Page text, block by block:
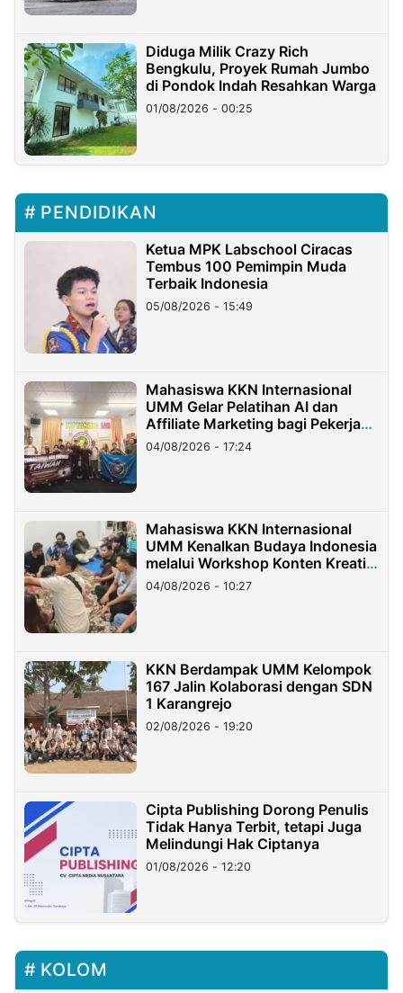
Diduga Milik Crazy Rich
Bengkulu, Proyek Rumah Jumbo
di Pondok Indah Resahkan Warga
01/08/2026 - 00:25
PENDIDIKAN
Ketua MPK Labschool Ciracas
Tembus 100 Pemimpin Muda
Terbaik Indonesia
05/08/2026 - 15:49
Mahasiswa KKN Internasional
UMM Gelar Pelatihan AI dan
Affiliate Marketing bagi Pekerja
Migran Indonesia di Taiwan
04/08/2026 - 17:24
Mahasiswa KKN Internasional
UMM Kenalkan Budaya Indonesia
melalui Workshop Konten Kreatif
di Taiwan
04/08/2026 - 10:27
KKN Berdampak UMM Kelompok
167 Jalin Kolaborasi dengan SDN
1 Karangrejo
02/08/2026 - 19:20
Cipta Publishing Dorong Penulis
Tidak Hanya Terbit, tetapi Juga
Melindungi Hak Ciptanya
01/08/2026 - 12:20
KOLOM